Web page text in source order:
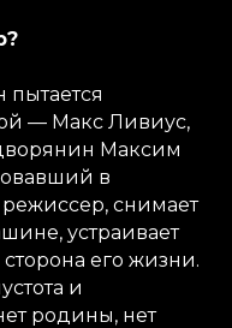
пытается
— Макс Ливиус,
Максим
в
снимает
устраивает
его жизни.
и
родины, нет